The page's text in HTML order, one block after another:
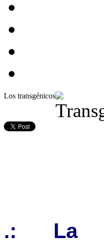
Los transgénicos
.: La